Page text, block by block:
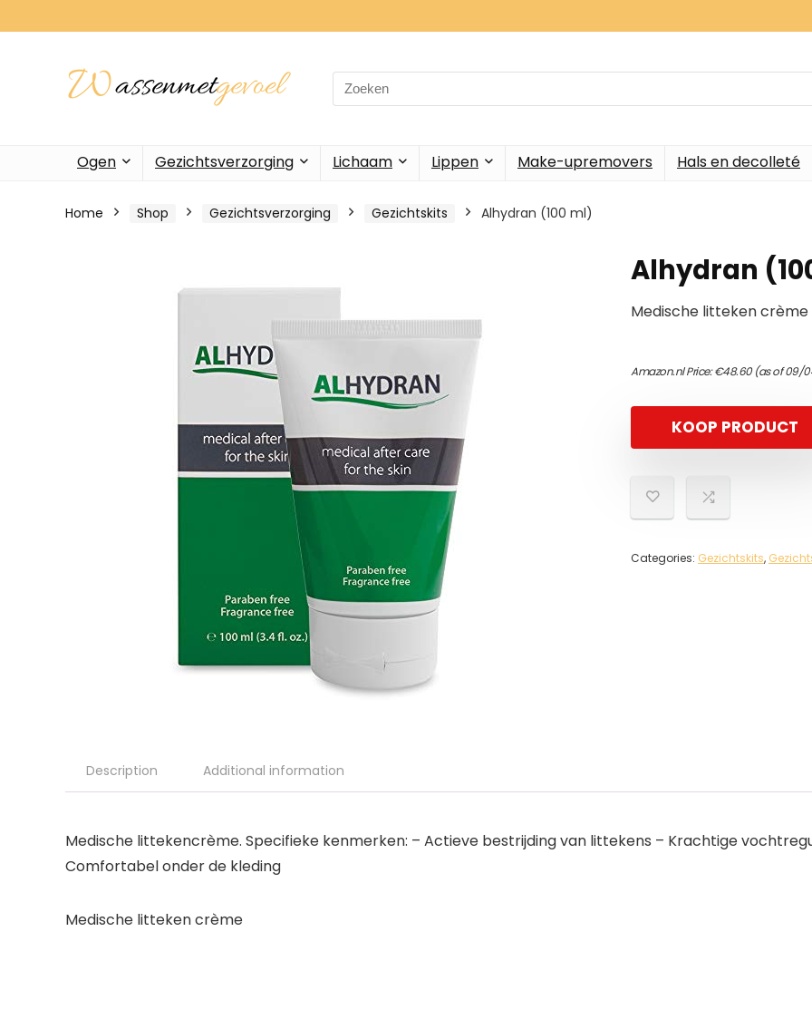
Search
for:
Ogen Gezichtsverzorging Lichaam Lippen Make-upremovers Hals en decolleté
Home Shop Gezichtsverzorging Gezichtskits Alhydran (100 ml)
Alhydran
Medische litteken crème
Amazon.nl Price:€48.60(as of 09/
KOOP PRODUCT
Categories: Gezichtskits,
Description Additional information
Medische littekencrème. Specifieke kenmerken: – Actieve bestrijding van littekens – Krachtige
Comfortabel onder de kleding
Medische litteken crème